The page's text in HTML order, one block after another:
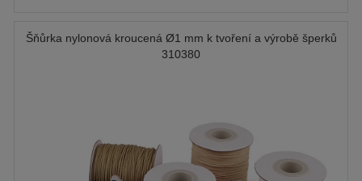
Šňůrka nylonová kroucená Ø1 mm k tvoření a výrobě šperků
310380